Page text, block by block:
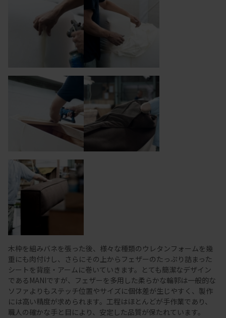
木枠を組みバネを張った後、様々な種類のウレタンフォームを幾
重にも肉付けし、さらにその上からフェザーのたっぷり詰まった
シートを背座・アームに巻いていきます。とても簡潔なデザイン
であるMANIですが、フェザーを多用した柔らかな輪郭は一般的な
ソファよりもステッチ位置やサイズに個体差が生じやすく、製作
には高い精度が求められます。工程はほとんどが手作業であり、
職人の確かな手と目により、安定した品質が保たれています。